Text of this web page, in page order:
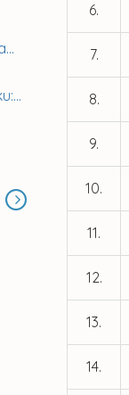
,,Biznis Park Rampová – II. etapa, Rampová ul.,...
Košice menia sociálnu politiku: chránia mestské byty...
6.
7.
8.
9.
10.
11.
12.
13.
14.